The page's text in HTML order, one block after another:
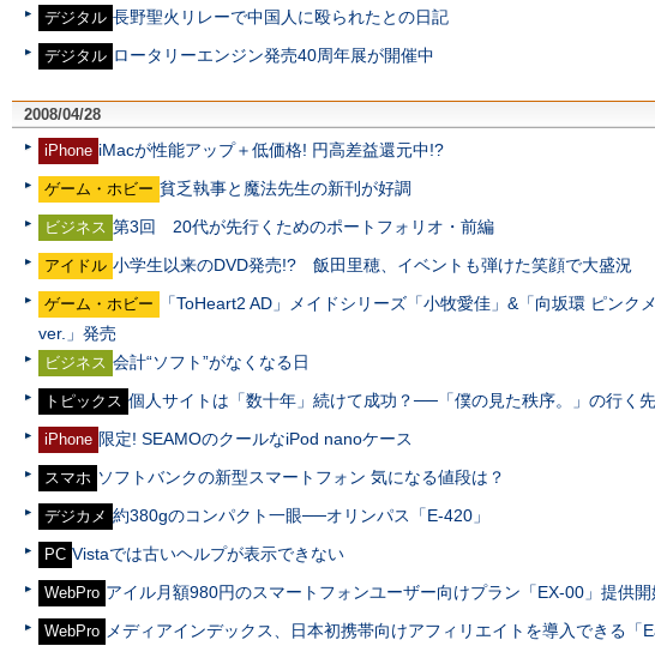
デジタル 長野聖火リレーで中国人に殴られたとの日記
デジタル ロータリーエンジン発売40周年展が開催中
2008/04/28
iPhone iMacが性能アップ＋低価格! 円高差益還元中!?
ゲーム・ホビー 貧乏執事と魔法先生の新刊が好調
ビジネス 第3回 20代が先行くためのポートフォリオ・前編
アイドル 小学生以来のDVD発売!? 飯田里穂、イベントも弾けた笑顔で大盛況
ゲーム・ホビー
「ToHeart2 AD」メイドシリーズ「小牧愛佳」&「向坂環 ピンク
ver.」発売
ビジネス 会計“ソフト”がなくなる日
トピックス 個人サイトは「数十年」続けて成功？──「僕の見た秩序。」の行く先
iPhone 限定! SEAMOのクールなiPod nanoケース
スマホ ソフトバンクの新型スマートフォン 気になる値段は？
デジカメ 約380gのコンパクト一眼──オリンパス「E-420」
PC Vistaでは古いヘルプが表示できない
WebPro アイル月額980円のスマートフォンユーザー向けプラン「EX-00」提供開
WebPro メディアインデックス、日本初携帯向けアフィリエイトを導入できる「